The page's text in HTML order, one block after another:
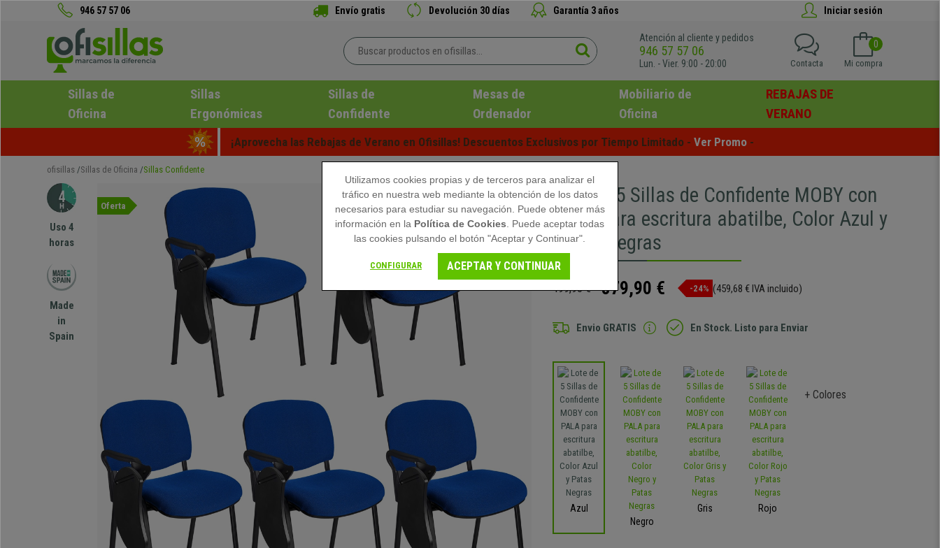
946 57 57 06 Envío gratis Devolución 30 días Garantía 3 años Iniciar sesión
Atención al cliente y pedidos
946 57 57 06
Lun. - Vier. 9:00 - 20:00
0
Mi compra
Contacta
Sillas de
Oficina
Sillas
Ergonómicas
Sillas de
Confidente
Mesas de
Ordenador
Mobiliario de
Oficina
REBAJAS DE
VERANO
¡Aprovecha las Rebajas de Verano en Ofisillas! Descuentos Exclusivos por Tiempo Limitado - Ver Promo -
ofisillas Sillas de Oficina Sillas Confidente
Uso 4
horas
Made
in
Spain
Oferta
Lote de 5 Sillas de Confidente MOBY con
PALA para escritura abatilbe, Color Azul y
Patas Negras
499,90 € 379,90 € -24% (459,68 € IVA incluido)
Envio GRATIS En Stock. Listo para Enviar
Azul
Negro
Gris Rojo
+ Colores
Utilizamos cookies propias y de terceros para analizar el
tráfico en nuestra web mediante la obtención de los datos
necesarios para estudiar su navegación. Puede obtener más
información en la Política de Cookies . Puede aceptar todas
las cookies pulsando el botón "Aceptar y Continuar".
CONFIGURAR ACEPTAR Y CONTINUAR